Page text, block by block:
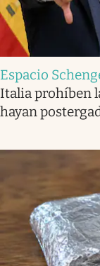
Espacio
Italia prohíben
hayan